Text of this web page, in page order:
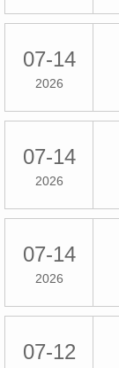
07-14
2026
07-14
2026
07-14
2026
07-12